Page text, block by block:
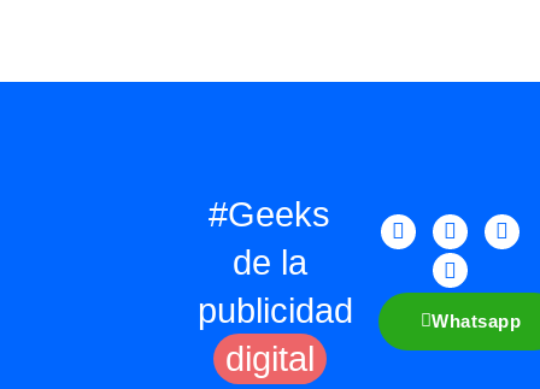
#Geeks
de la
publicidad
digital
Whatsapp